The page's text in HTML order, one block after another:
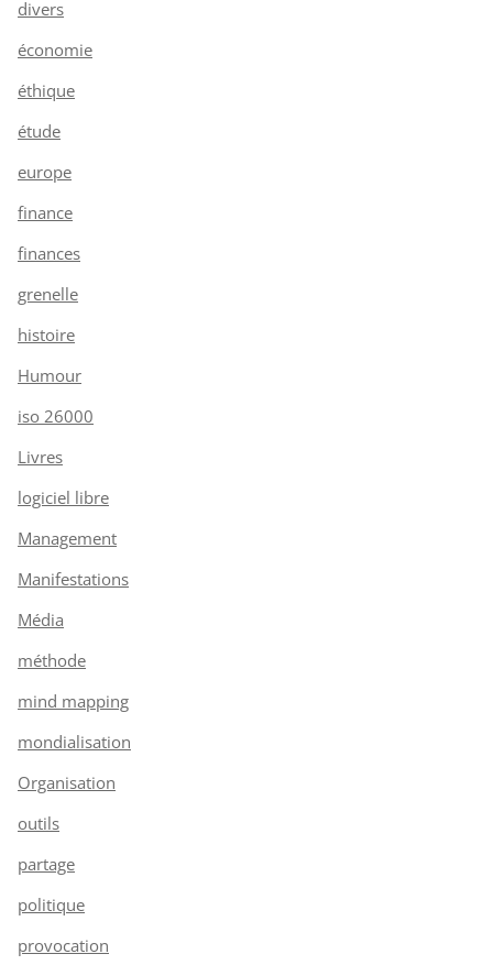
divers
économie
éthique
étude
europe
finance
finances
grenelle
histoire
Humour
iso 26000
Livres
logiciel libre
Management
Manifestations
Média
méthode
mind mapping
mondialisation
Organisation
outils
partage
politique
provocation